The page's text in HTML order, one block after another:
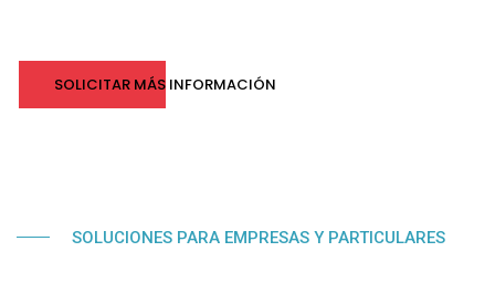
SOLICITAR MÁS INFORMACIÓN
SOLUCIONES PARA EMPRESAS Y PARTICULARES